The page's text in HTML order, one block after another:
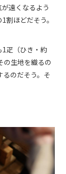
遠くなるよう
割ほどだそう。
1疋（ひき・約
の生地を織るの
るのだそう。そ